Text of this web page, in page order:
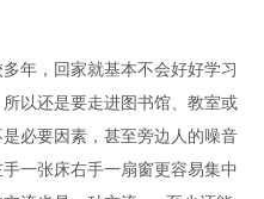
年，回家就基本不会好好学习
以还是要走进图书馆、教室或
必要因素，甚至旁边人的噪音
一张床右手一扇窗更容易集中